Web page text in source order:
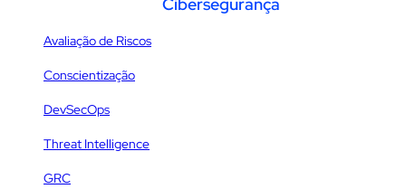
Avaliação de Riscos
Conscientização
DevSecOps
Threat Intelligence
GRC